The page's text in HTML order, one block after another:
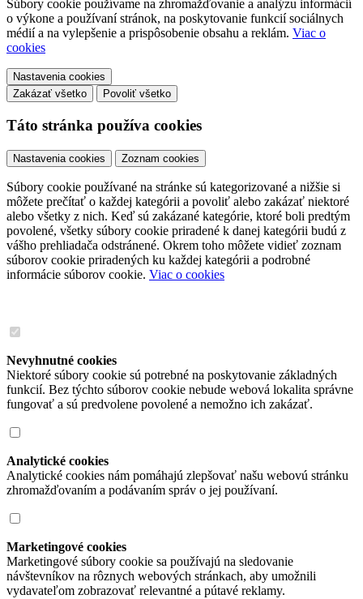
Súbory cookie používame na zhromažďovanie a analýzu informácií
o výkone a používaní stránok, na poskytovanie funkcií sociálnych
médií a na vylepšenie a prispôsobenie obsahu a reklám. Viac o
cookies
Nastavenia cookies
Zakázať všetko
Povoliť všetko
Táto stránka používa cookies
Nastavenia cookies Zoznam cookies
Súbory cookie používané na stránke sú kategorizované a nižšie si
môžete prečítať o každej kategórii a povoliť alebo zakázať niektoré
alebo všetky z nich. Keď sú zakázané kategórie, ktoré boli predtým
povolené, všetky súbory cookie priradené k danej kategórii budú z
vášho prehliadača odstránené. Okrem toho môžete vidieť zoznam
súborov cookie priradených ku každej kategórii a podrobné
informácie súborov cookie. Viac o cookies
Nevyhnutné cookies
Niektoré súbory cookie sú potrebné na poskytovanie základných
funkcií. Bez týchto súborov cookie nebude webová lokalita správne
fungovať a sú predvolene povolené a nemožno ich zakázať.
Analytické cookies
Analytické cookies nám pomáhajú zlepšovať našu webovú stránku
zhromažďovaním a podávaním správ o jej používaní.
Marketingové cookies
Marketingové súbory cookie sa používajú na sledovanie
návštevníkov na rôznych webových stránkach, aby umožnili
vydavateľom zobrazovať relevantné a pútavé reklamy.